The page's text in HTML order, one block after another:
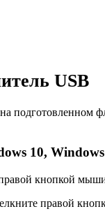
USB
подготовленном
10,
кнопкой
правой